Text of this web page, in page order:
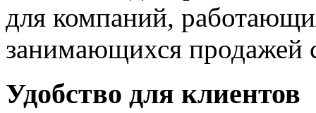
для компаний,
занимающихся продажей
Удобство для клиентов